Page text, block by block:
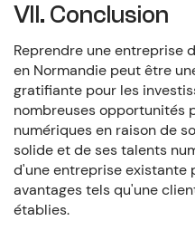
VII. Conclusion
Reprendre une entreprise
en Normandie peut être
gratifiante pour les
nombreuses opportunités
numériques en raison de
solide et de ses talents
d'une entreprise existante
avantages tels qu'une
établies.